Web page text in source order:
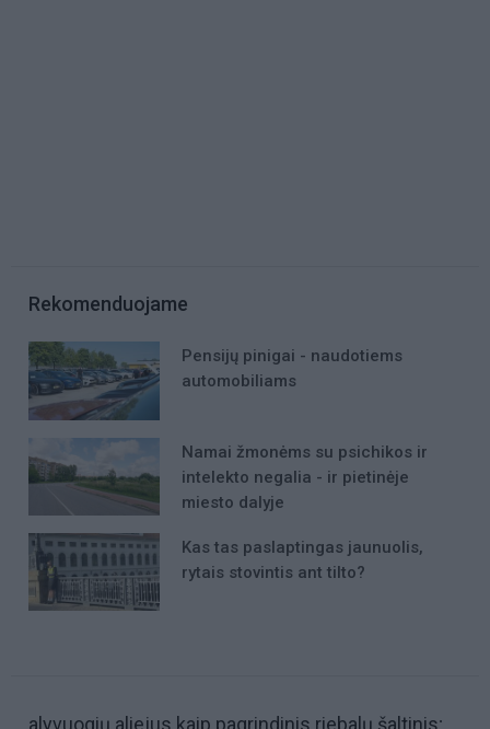
Rekomenduojame
Pensijų pinigai - naudotiems
automobiliams
Namai žmonėms su psichikos ir
intelekto negalia - ir pietinėje
miesto dalyje
Kas tas paslaptingas jaunuolis,
rytais stovintis ant tilto?